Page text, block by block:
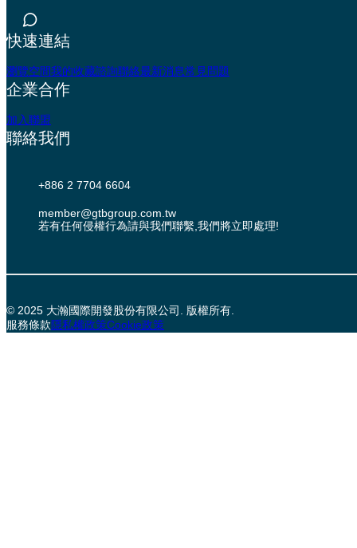
快速連結
瀏覽空間我的收藏諮詢聯絡最新消息常見問題
企業合作
加入聯盟
聯絡我們
+886 2 7704 6604
member@gtbgroup.com.tw
若有任何侵權行為請與我們聯繫,我們將立即處理!
© 2025 大瀚國際開發股份有限公司. 版權所有.
服務條款隱私權政策Cookie政策